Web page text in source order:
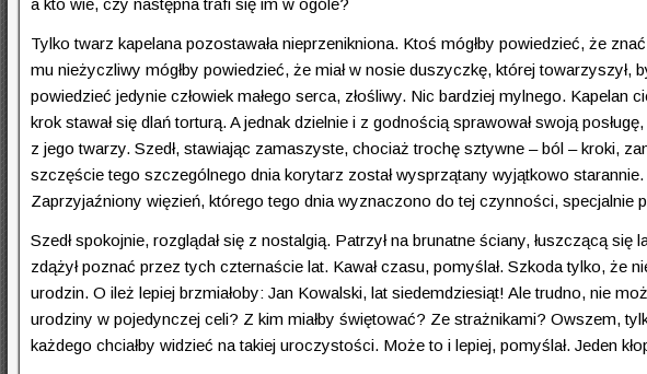
a kto wie, czy następna trafi się im w ogóle?
Tylko twarz kapelana pozostawała nieprzenikniona. Ktoś mógłby powiedzieć, że
mu nieżyczliwy mógłby powiedzieć, że miał w nosie duszyczkę, której towarzyszył,
powiedzieć jedynie człowiek małego serca, złośliwy. Nic bardziej mylnego. Kapelan
krok stawał się dlań torturą. A jednak dzielnie i z godnością sprawował swoją
z jego twarzy. Szedł, stawiając zamaszyste, chociaż trochę sztywne – ból – kroki,
szczęście tego szczególnego dnia korytarz został wysprzątany wyjątkowo
Zaprzyjaźniony więzień, którego tego dnia wyznaczono do tej czynności, specjalnie
Szedł spokojnie, rozglądał się z nostalgią. Patrzył na brunatne ściany, łuszczącą
zdążył poznać przez tych czternaście lat. Kawał czasu, pomyślał. Szkoda tylko, że
urodzin. O ileż lepiej brzmiałoby: Jan Kowalski, lat siedemdziesiąt! Ale trudno, nie
urodziny w pojedynczej celi? Z kim miałby świętować? Ze strażnikami? Owszem,
każdego chciałby widzieć na takiej uroczystości. Może to i lepiej, pomyślał. Jeden